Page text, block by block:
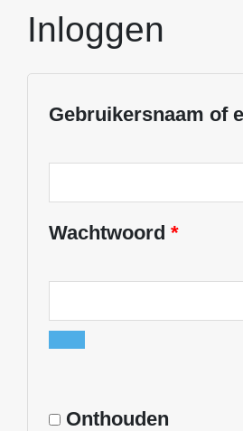
Inloggen
Gebruikersnaam of
Wachtwoord *
Onthouden